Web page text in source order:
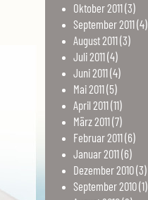
Oktober2011(3)
September2011(4)
August2011(3)
Juli2011(4)
Juni2011(4)
Mai2011(5)
April 2011(11)
März2011(7)
Februar2011(6)
Januar2011(6)
Dezember2010(3)
September2010(1)